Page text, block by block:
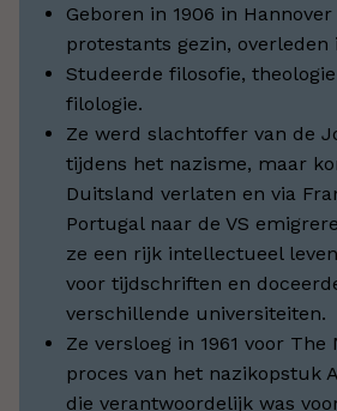
Geboren in 1906 in
protestants gezin, overleden
Studeerde filosofie,
filologie.
Ze werd slachtoffer van de
tijdens het nazisme, maar
Duitsland verlaten en via
Portugal naar de VS
ze een rijk intellectueel
voor tijdschriften en
verschillende universiteiten.
Ze versloeg in 1961 voor The
proces van het nazikopstuk
die verantwoordelijk was